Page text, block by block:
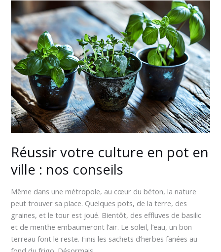
Réussir votre culture en pot en
ville : nos conseils
Même dans une métropole, au cœur du béton, la nature
peut trouver sa place. Quelques pots, de la terre, des
graines, et le tour est joué. Bientôt, des effluves de basilic
et de menthe embaumeront l’air. Le soleil, l’eau, un bon
terreau font le reste. Finis les sachets d’herbes fanées au
Réussir
votre
culture
en
pot
en
ville
:
nos
conseils